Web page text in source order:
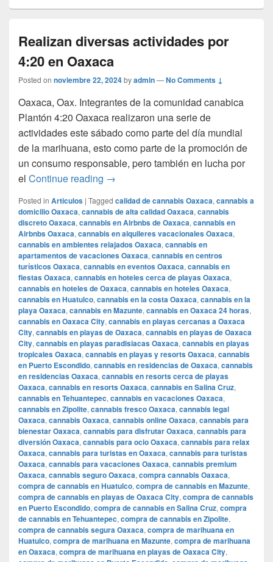
Realizan diversas actividades por
4:20 en Oaxaca
Posted on noviembre 22, 2024byadmin—No Comments ↓
Oaxaca, Oax. Integrantes de la comunidad canabica
Plantón 4:20 Oaxaca realizaron una serie de
actividades este sábado como parte del día mundial
de la marihuana, esto como parte de la promoción de
un consumo responsable, pero también en lucha por
el Continue reading Realizan diversas actividades por
→
Posted in Articulos | Tagged calidad de cannabis Oaxaca, cannabis a
domicilio Oaxaca, cannabis de alta calidad Oaxaca, cannabis
discreto Oaxaca, cannabis en Airbnbs de Oaxaca, cannabis en
Airbnbs Oaxaca, cannabis en alquileres vacacionales Oaxaca,
cannabis en ambientes relajados Oaxaca, cannabis en
apartamentos de vacaciones Oaxaca, cannabis en centros
turísticos Oaxaca, cannabis en eventos Oaxaca, cannabis en
fiestas Oaxaca, cannabis en hoteles cerca de playas Oaxaca,
cannabis en hoteles de Oaxaca, cannabis en hoteles Oaxaca,
cannabis en Huatulco, cannabis en la costa Oaxaca, cannabis en la
playa Oaxaca, cannabis en Mazunte, cannabis en Oaxaca 24 horas,
cannabis en Oaxaca City, cannabis en playas cercanas a Oaxaca
City, cannabis en playas de Oaxaca, cannabis en playas de Oaxaca
City, cannabis en playas paradisiacas Oaxaca, cannabis en playas
tropicales Oaxaca, cannabis en playas y resorts Oaxaca, cannabis
en Puerto Escondido, cannabis en residencias de Oaxaca, cannabis
en residencias Oaxaca, cannabis en resorts cerca de playas
Oaxaca, cannabis en resorts Oaxaca, cannabis en Salina Cruz,
cannabis en Tehuantepec, cannabis en vacaciones Oaxaca,
cannabis en Zipolite, cannabis fresco Oaxaca, cannabis legal
Oaxaca, cannabis Oaxaca, cannabis online Oaxaca, cannabis para
bienestar Oaxaca, cannabis para disfrutar Oaxaca, cannabis para
diversión Oaxaca, cannabis para ocio Oaxaca, cannabis para relax
Oaxaca, cannabis para turistas en Oaxaca, cannabis para turistas
Oaxaca, cannabis para vacaciones Oaxaca, cannabis premium
Oaxaca, cannabis seguro Oaxaca, compra cannabis Oaxaca,
compra de cannabis en Huatulco, compra de cannabis en Mazunte,
compra de cannabis en playas de Oaxaca City, compra de cannabis
en Puerto Escondido, compra de cannabis en Salina Cruz, compra
de cannabis en Tehuantepec, compra de cannabis en Zipolite,
compra de cannabis segura Oaxaca, compra de marihuana en
Huatulco, compra de marihuana en Mazunte, compra de marihuana
en Oaxaca, compra de marihuana en playas de Oaxaca City,